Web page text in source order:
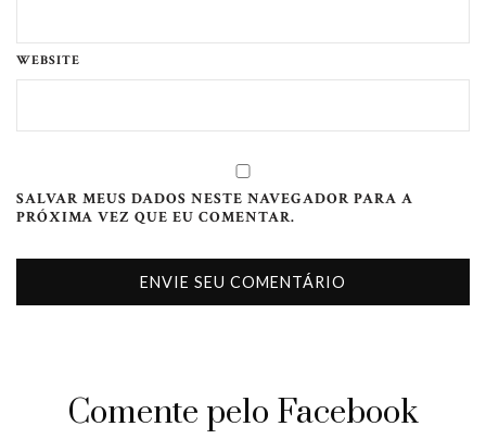
WEBSITE
SALVAR MEUS DADOS NESTE NAVEGADOR PARA A
PRÓXIMA VEZ QUE EU COMENTAR.
Comente pelo Facebook